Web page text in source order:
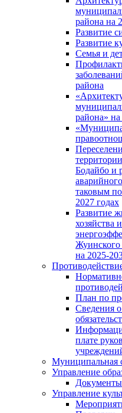
района на
Развитие
Развитие
Семья и
района
района»
Бодайбо и
таковым
2027 годах
Развитие
хозяйства
Жуинского
на 2025-
План по
Сведения
плате
Муниципальная
Управление
Документы
Управление